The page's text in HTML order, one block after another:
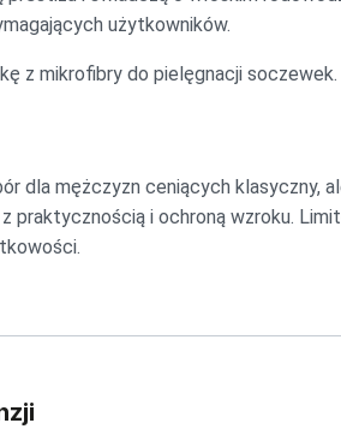
użytkowników.
z mikrofibry do pielęgnacji soczewek.
dla mężczyzn ceniących klasyczny,
praktycznością i ochroną wzroku.